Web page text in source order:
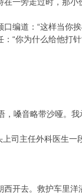
编道：“这样当你
“你为什么给他打针
嗓音略带沙哑。
司主任外科医生一
开去。救护车里